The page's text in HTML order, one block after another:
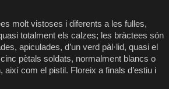
molt vistoses i diferents a les fulles,
totalment els calzes; les bràctees són
apiculades, d’un verd pàl·lid, quasi el
pètals soldats, normalment blancs o
com el pistil. Floreix a finals d’estiu i